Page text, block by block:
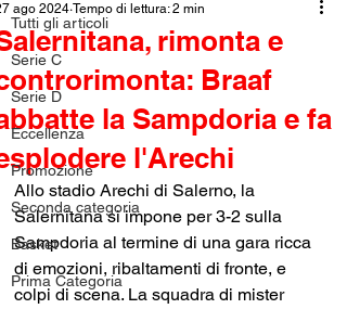
Tutti gli articoli
Serie C
Serie D
Eccellenza
Promozione
Seconda categoria
Basket
Prima Categoria
rimonta e
Braaf
la Sampdoria e fa
l'Arechi
ago 2024 Tempo di lettura: 2 min
Allo stadio Arechi di Salerno, la
Salernitana si impone per 3-2 sulla
Sampdoria al termine di una gara ricca
di emozioni, ribaltamenti di fronte, e
colpi di scena. La squadra di mister